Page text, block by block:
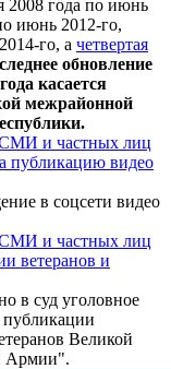
2008 года по июнь
июнь 2012-го,
го, а четвертая
обновление
касается
межрайонной
СМИ и частных лиц
публикацию видео
в соцсети видео
СМИ и частных лиц
ветеранов и
в суд уголовное
публикации
Великой
Армии".